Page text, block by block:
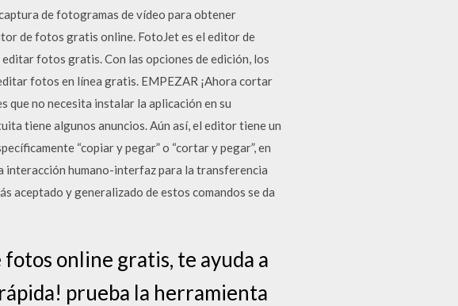
de fotogramas de vídeo para obtener
de fotos gratis online. FotoJet es el editor de
fotos gratis. Con las opciones de edición, los
fotos en línea gratis. EMPEZAR ¡Ahora cortar
que no necesita instalar la aplicación en su
tiene algunos anuncios. Aún así, el editor tiene un
“copiar y pegar” o “cortar y pegar”, en
interacción humano-interfaz para la transferencia
aceptado y generalizado de estos comandos se da
online gratis, te ayuda a
prueba la herramienta